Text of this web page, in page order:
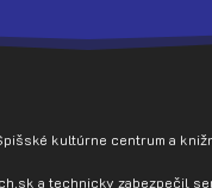
kultúrne centrum a
a technicky zabezpečil